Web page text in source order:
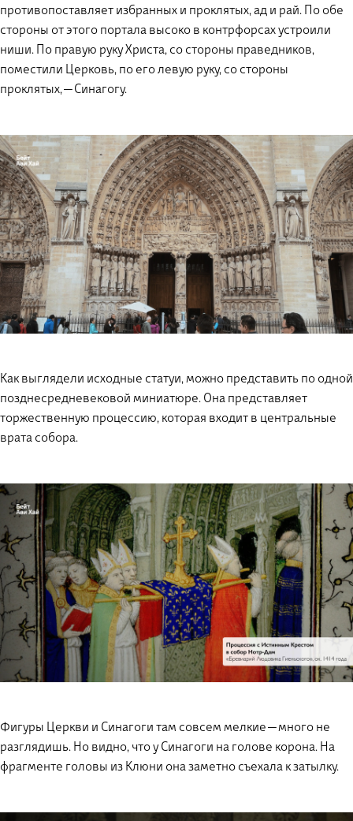
противопоставляет избранных и проклятых, ад и рай. По обе
стороны от этого портала высоко в контрфорсах устроили
ниши. По правую руку Христа, со стороны праведников,
поместили Церковь, по его левую руку, со стороны
проклятых, — Синагогу.
Как выглядели исходные статуи, можно представить по одной
позднесредневековой миниатюре. Она представляет
торжественную процессию, которая входит в центральные
врата собора.
Фигуры Церкви и Синагоги там совсем мелкие — много не
разглядишь. Но видно, что у Синагоги на голове корона. На
фрагменте головы из Клюни она заметно съехала к затылку.